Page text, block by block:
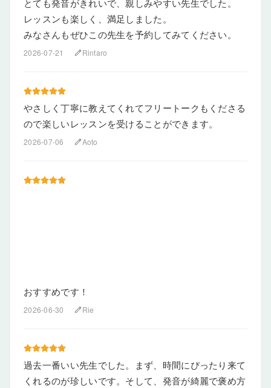
とても発音がきれいで、親しみやすい先生でした。
レッスンも楽しく、満足しました。
みなさんもぜひこの先生を予約してみてください。
2026-07-21 editRintaro
やさしく丁寧に教えてくれてフリートークもくださる
ので楽しいレッスンを受けることができます。
2026-07-06 editAoto
おすすめです！
2026-06-30 editRie
過去一番いい先生でした。まず、時間にぴったり来て
くれるのが珍しいです。そして、発音が綺麗で褒め方